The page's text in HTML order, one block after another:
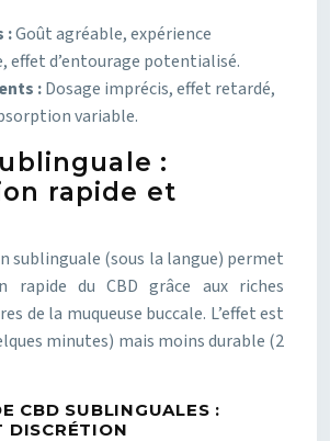
:Goût agréable, expérience
effet d’entourage potentialisé.
:Dosage imprécis, effet retardé,
variable.
:
rapide et
sublinguale (sous la langue) permet
rapide du CBD grâce aux riches
de la muqueuse buccale. L’effet est
minutes) mais moins durable (2
CBD SUBLINGUALES :
DISCRÉTION